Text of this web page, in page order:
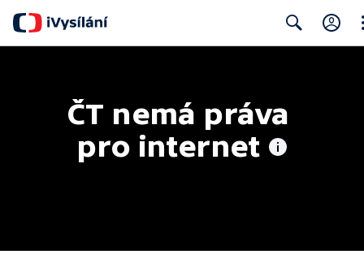
ČT nemá práva
pro internet